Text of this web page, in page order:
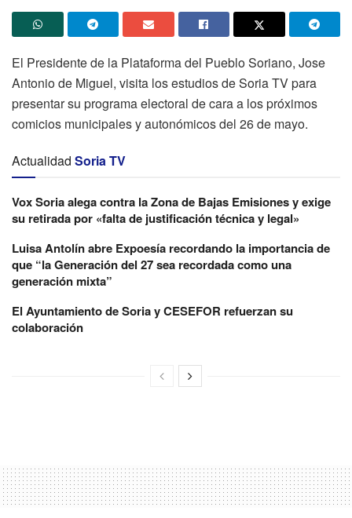
El Presidente de la Plataforma del Pueblo Soriano, Jose
Antonio de Miguel, visita los estudios de Soria TV para
presentar su programa electoral de cara a los próximos
comicios municipales y autonómicos del 26 de mayo.
Actualidad Soria TV
Vox Soria alega contra la Zona de Bajas Emisiones y exige
su retirada por «falta de justificación técnica y legal»
Luisa Antolín abre Expoesía recordando la importancia de
que “la Generación del 27 sea recordada como una
generación mixta”
El Ayuntamiento de Soria y CESEFOR refuerzan su
colaboración